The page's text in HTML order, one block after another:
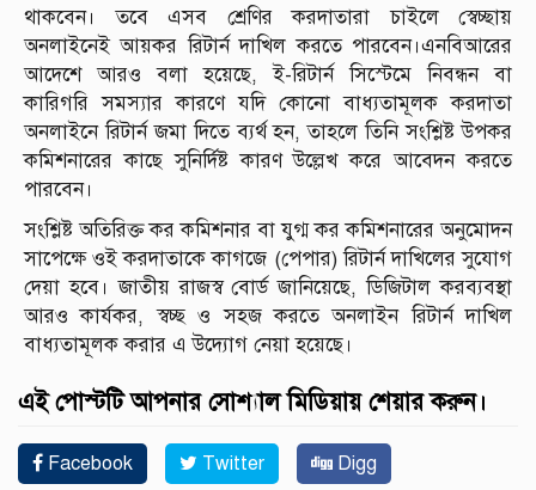
থাকবেন। তবে এসব শ্রেণির করদাতারা চাইলে স্বেচ্ছায়
অনলাইনেই আয়কর রিটার্ন দাখিল করতে পারবেন।এনবিআরের
আদেশে আরও বলা হয়েছে, ই-রিটার্ন সিস্টেমে নিবন্ধন বা
কারিগরি সমস্যার কারণে যদি কোনো বাধ্যতামূলক করদাতা
অনলাইনে রিটার্ন জমা দিতে ব্যর্থ হন, তাহলে তিনি সংশ্লিষ্ট উপকর
কমিশনারের কাছে সুনির্দিষ্ট কারণ উল্লেখ করে আবেদন করতে
পারবেন।
সংশ্লিষ্ট অতিরিক্ত কর কমিশনার বা যুগ্ম কর কমিশনারের অনুমোদন
সাপেক্ষে ওই করদাতাকে কাগজে (পেপার) রিটার্ন দাখিলের সুযোগ
দেয়া হবে। জাতীয় রাজস্ব বোর্ড জানিয়েছে, ডিজিটাল করব্যবস্থা
আরও কার্যকর, স্বচ্ছ ও সহজ করতে অনলাইন রিটার্ন দাখিল
বাধ্যতামূলক করার এ উদ্যোগ নেয়া হয়েছে।
এই পোস্টটি আপনার সোশ্যাল মিডিয়ায় শেয়ার করুন।
Facebook Twitter Digg